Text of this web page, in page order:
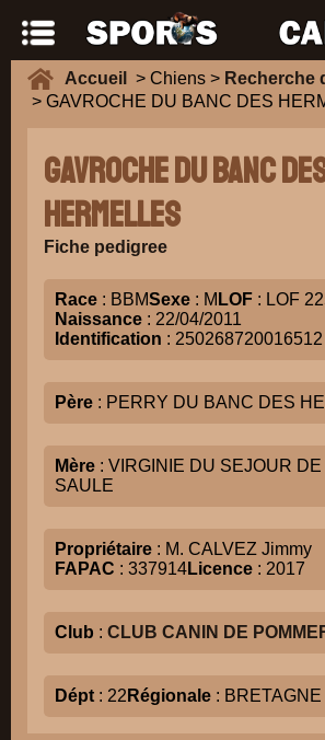
Accueil > Chiens > Recherche
> GAVROCHE DU BANC DES
GAVROCHE DU BANC
HERMELLES
Fiche pedigree
Race : BBMSexe : M LOF : LOF
Naissance : 22/04/2011
Identification : 250268720016512
Père : PERRY DU BANC DES
Mère : VIRGINIE DU SEJOUR
SAULE
Propriétaire : M. CALVEZ Jimmy
FAPAC : 337914Licence : 2017
Club : CLUB CANIN DE
Dépt : 22 Régionale : BRETAGNE